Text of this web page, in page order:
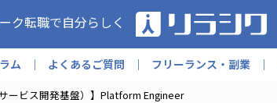
ク転職で自分らしく
ム よくあるご質問 フリーランス・副業
ービス開発基盤）】Platform Engineer